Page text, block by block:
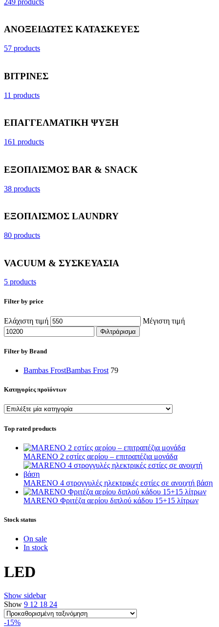
ΑΝΟΞΕΙΔΩΤΕΣ ΚΑΤΑΣΚΕΥΕΣ
57 products
ΒΙΤΡΙΝΕΣ
11 products
ΕΠΑΓΓΕΛΜΑΤΙΚΗ ΨΥΞΗ
161 products
ΕΞΟΠΛΙΣΜΟΣ BAR & SNACK
38 products
ΕΞΟΠΛΙΣΜΟΣ LAUNDRY
80 products
VACUUM & ΣΥΣΚΕΥΑΣΙΑ
5 products
Filter by price
Ελάχιστη τιμή Μέγιστη τιμή
Φιλτράρισμα
Filter by Brand
Bambas FrostBambas Frost 79
Κατηγορίες προϊόντων
Top rated products
MARENO 2 εστίες αερίου – επιτραπέζια μονάδα
MARENO 4 στρογγυλές ηλεκτρικές εστίες σε ανοιχτή βάση
MARENO Φριτέζα αερίου διπλού κάδου 15+15 λίτρων
Stock status
On sale
In stock
LED
Show sidebar
Show 9 12 18 24
-15%